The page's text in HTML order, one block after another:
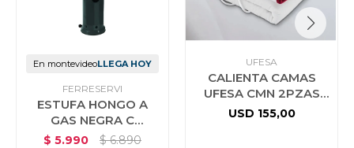
En montevideoLLEGA HOY
FERRESERVI
ESTUFA HONGO A
GAS NEGRA C
VALVULA Y
$ 5.990 $ 6.890
UFESA
CALIENTA CAMAS
UFESA CMN 2PZAS
120W
USD 155,00